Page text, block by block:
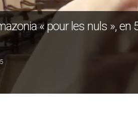
« pour les nuls », en